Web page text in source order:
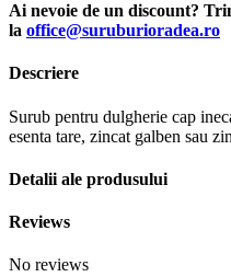
Ai nevoie de un discount?
la office@suruburioradea.ro
Descriere
Surub pentru dulgherie cap
esenta tare, zincat galben sau
Detalii ale produsului
Reviews
No reviews